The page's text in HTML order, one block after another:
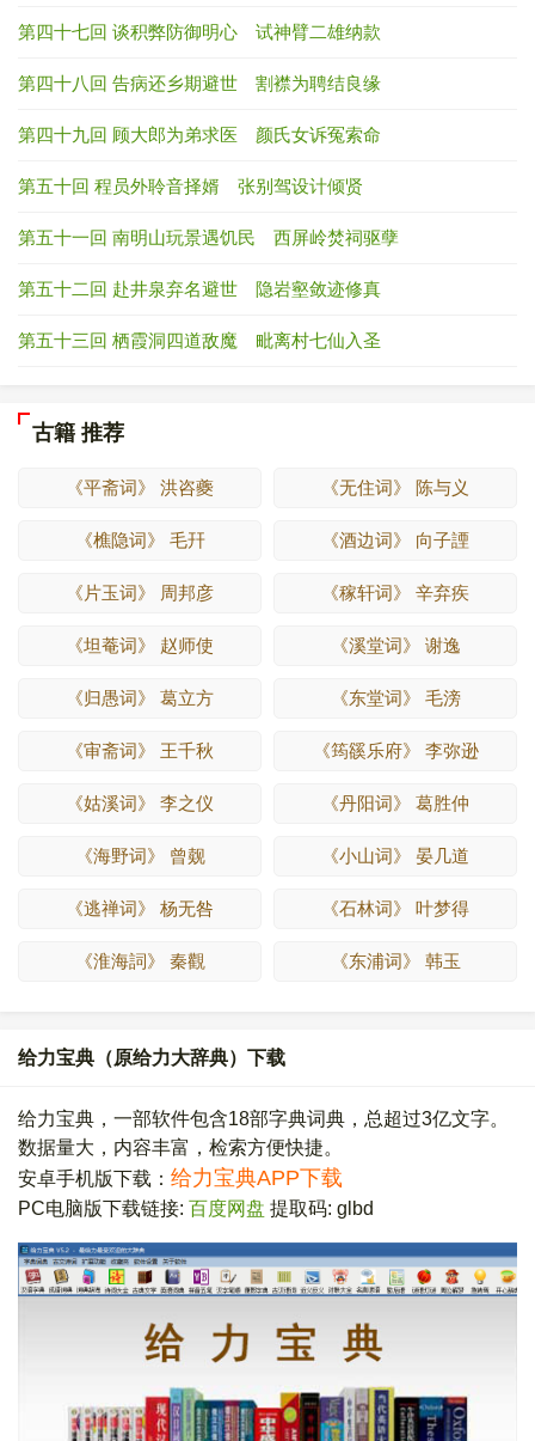
第四十七回 谈积弊防御明心 试神臂二雄纳款
第四十八回 告病还乡期避世 割襟为聘结良缘
第四十九回 顾大郎为弟求医 颜氏女诉冤索命
第五十回 程员外聆音择婿 张别驾设计倾贤
第五十一回 南明山玩景遇饥民 西屏岭焚祠驱孽
第五十二回 赴井泉弃名避世 隐岩壑敛迹修真
第五十三回 栖霞洞四道敌魔 毗离村七仙入圣
古籍 推荐
《平斋词》 洪咨夔 《无住词》 陈与义
《樵隐词》 毛幵 《酒边词》 向子諲
《片玉词》 周邦彦 《稼轩词》 辛弃疾
《坦菴词》 赵师使 《溪堂词》 谢逸
《归愚词》 葛立方 《东堂词》 毛滂
《审斋词》 王千秋 《筠豀乐府》 李弥逊
《姑溪词》 李之仪 《丹阳词》 葛胜仲
《海野词》 曾觌 《小山词》 晏几道
《逃禅词》 杨无咎 《石林词》 叶梦得
《淮海詞》 秦觀 《东浦词》 韩玉
给力宝典（原给力大辞典）下载
给力宝典，一部软件包含18部字典词典，总超过3亿文字。
数据量大，内容丰富，检索方便快捷。
安卓手机版下载： 给力宝典APP下载
PC电脑版下载链接: 百度网盘 提取码: glbd